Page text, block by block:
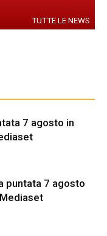
TUTTE LE NEWS
7 agosto in
puntata 7 agosto